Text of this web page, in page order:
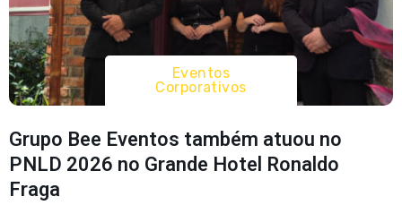
Eventos
Corporativos
Grupo Bee Eventos também atuou no
PNLD 2026 no Grande Hotel Ronaldo
Fraga